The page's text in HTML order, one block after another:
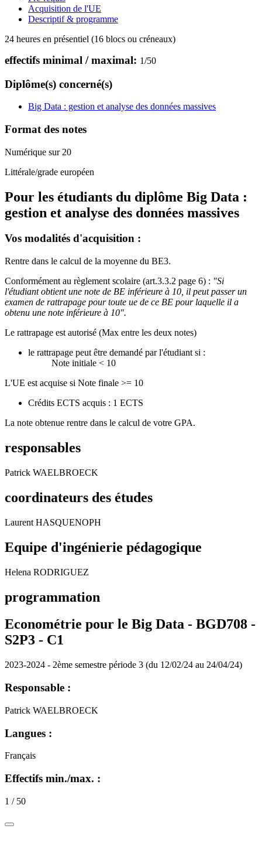
Acquisition de l'UE
Descriptif & programme
24 heures en présentiel (16 blocs ou créneaux)
effectifs minimal / maximal: 1/50
Diplôme(s) concerné(s)
Big Data : gestion et analyse des données massives
Format des notes
Numérique sur 20
Littérale/grade européen
Pour les étudiants du diplôme Big Data :
gestion et analyse des données massives
Vos modalités d'acquisition :
Rentre dans le calcul de la moyenne du BE3.
Conformément au règlement scolaire (art.3.3.2 page 6) : "Si
l'étudiant obtient une note de BE inférieure à 10, il peut passer un
examen de rattrapage pour toute ue de ce BE pour laquelle il a
obtenu une note inférieure à 10".
Le rattrapage est autorisé (Max entre les deux notes)
le rattrapage peut être demandé par l'étudiant si :
Note initiale < 10
L'UE est acquise si Note finale >= 10
Crédits ECTS acquis : 1 ECTS
La note obtenue rentre dans le calcul de votre GPA.
responsables
Patrick WAELBROECK
coordinateurs des études
Laurent HASQUENOPH
Equipe d'ingénierie pédagogique
Helena RODRIGUEZ
programmation
Econométrie pour le Big Data - BGD708 -
S2P3 - C1
2023-2024 - 2ème semestre période 3 (du 12/02/24 au 24/04/24)
Responsable :
Patrick WAELBROECK
Langues :
Français
Effectifs min./max. :
1 / 50